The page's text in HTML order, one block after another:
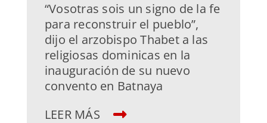
“Vosotras sois un signo de la fe
para reconstruir el pueblo”,
dijo el arzobispo Thabet a las
religiosas dominicas en la
inauguración de su nuevo
convento en Batnaya
LEER MÁS